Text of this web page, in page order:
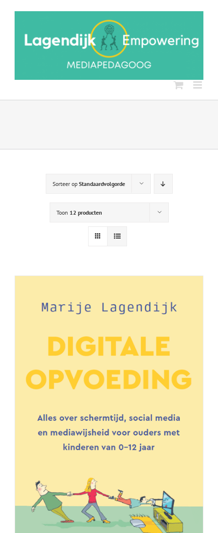
Sorteer op Standaardvolgorde
Toon 12 producten